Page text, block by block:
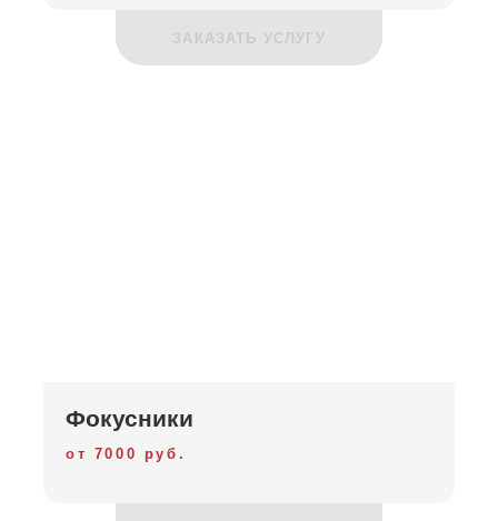
ЗАКАЗАТЬ УСЛУГУ
Фокусники
от 7000 руб.